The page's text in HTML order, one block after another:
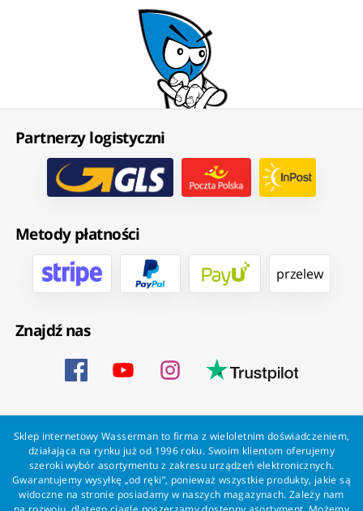
Partnerzy logistyczni
Metody płatności
przelew
Znajdź nas
Sklep internetowy Wasserman to firma z wieloletnim doświadczeniem,
działająca na rynku już od 1996 roku. Swoim klientom oferujemy
szeroki wybór asortymentu z zakresu urządzeń elektronicznych.
Gwarantujemy wysyłkę „od ręki”, ponieważ wszystkie produkty, jakie są
widoczne na stronie posiadamy w naszych magazynach. Zależy nam